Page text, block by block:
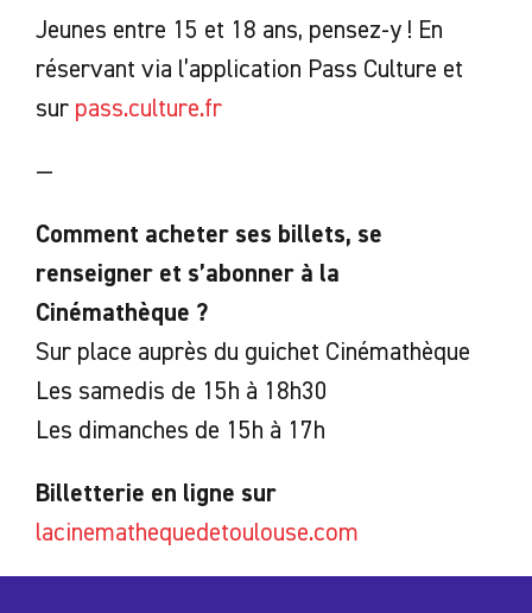
Jeunes entre 15 et 18 ans, pensez-y ! En
réservant via l’application Pass Culture et
sur pass.culture.fr
—
Comment acheter ses billets, se
renseigner et s’abonner à la
Cinémathèque ?
Sur place auprès du guichet Cinémathèque
Les samedis de 15h à 18h30
Les dimanches de 15h à 17h
Billetterie en ligne sur
lacinemathequedetoulouse.com